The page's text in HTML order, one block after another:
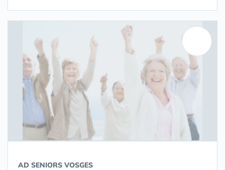
AD SENIORS VOSGES